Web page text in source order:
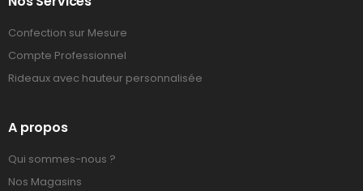
Confection sur Mesure
Compte Professionnel
Rideaux avec hauteur personnalisée
A propos
Qui sommes-nous ?
Nos Magasins